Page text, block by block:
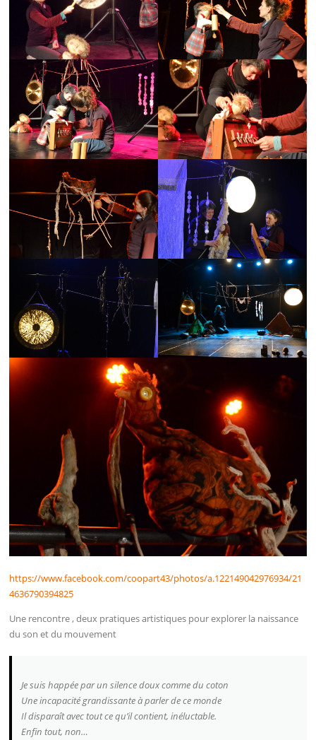
https://www.facebook.com/coopart43/photos/a.122149042976934/21
4636790394825
Une rencontre , deux pratiques artistiques pour explorer la naissance
du son et du mouvement
Je suis happée par un silence doux comme du coton
Une incapacité grandissante à parler de ce monde
Il disparaît avec tout ce qu’il contient, inéluctable.
Enfin tout, non…